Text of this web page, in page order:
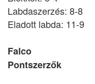
Labdaszerzés: 8-8
Eladott labda: 11-9
Falco
Pontszerzők